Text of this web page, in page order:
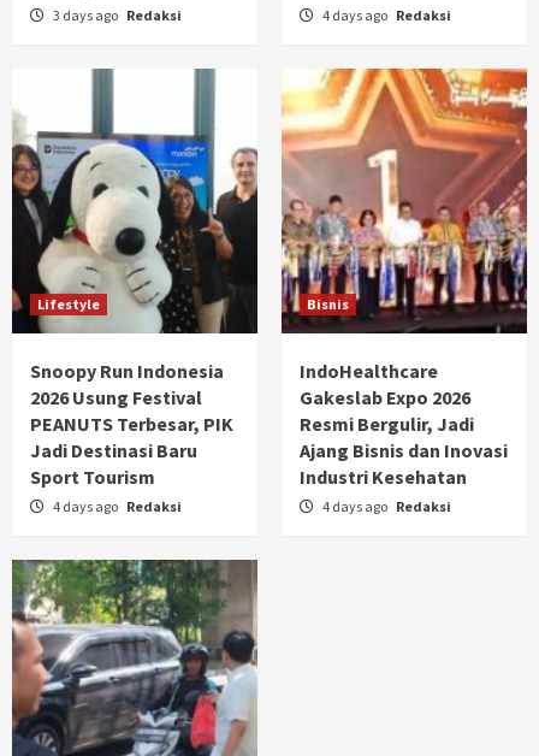
3 days ago Redaksi 4 days ago Redaksi
Lifestyle
Snoopy Run Indonesia
2026 Usung Festival
PEANUTS Terbesar, PIK
Jadi Destinasi Baru
Sport Tourism
4 days ago Redaksi
Bisnis
IndoHealthcare
Gakeslab Expo 2026
Resmi Bergulir, Jadi
Ajang Bisnis dan Inovasi
Industri Kesehatan
4 days ago Redaksi